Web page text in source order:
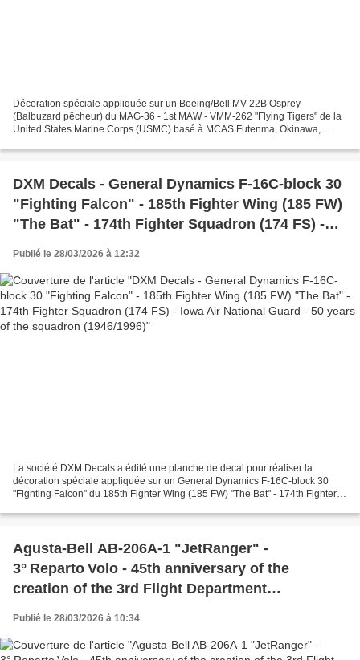
Décoration spéciale appliquée sur un Boeing/Bell MV-22B Osprey
(Balbuzard pêcheur) du MAG-36 - 1st MAW - VMM-262 "Flying Tigers" de la
United States Marine Corps (USMC) basé à MCAS Futenma, Okinawa,
DXM Decals - General Dynamics F-16C-block 30
"Fighting Falcon" - 185th Fighter Wing (185 FW)
"The Bat" - 174th Fighter Squadron (174 FS) -
Publié le 28/03/2026 à 12:32
La société DXM Decals a édité une planche de decal pour réaliser la
décoration spéciale appliquée sur un General Dynamics F-16C-block 30
"Fighting Falcon" du 185th Fighter Wing (185 FW) "The Bat" - 174th Fighter
Agusta-Bell AB-206A-1 "JetRanger" -
3° Reparto Volo - 45th anniversary of the
creation of the 3rd Flight Department
(1974/2019)
Publié le 28/03/2026 à 10:34